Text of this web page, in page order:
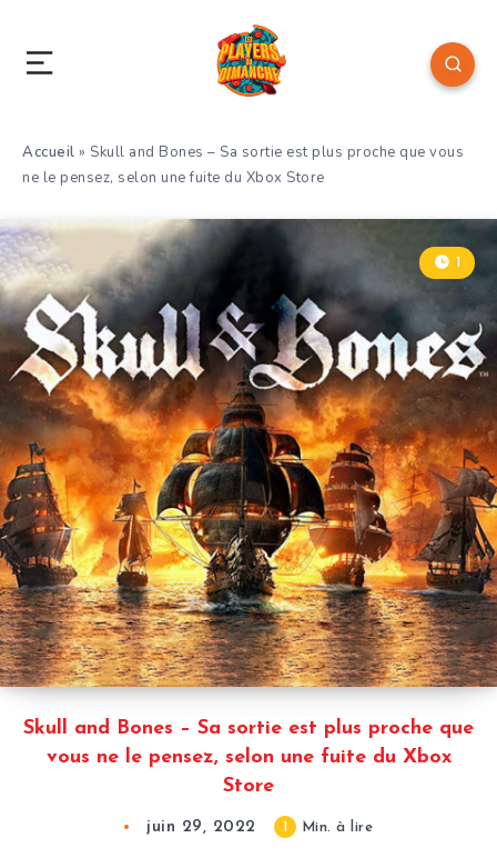
Accueil » Skull and Bones – Sa sortie est plus proche que vous
ne le pensez, selon une fuite du Xbox Store
Skull and Bones – Sa sortie est plus proche que
vous ne le pensez, selon une fuite du Xbox
Store
1
juin 29, 2022 1 Min. à lire